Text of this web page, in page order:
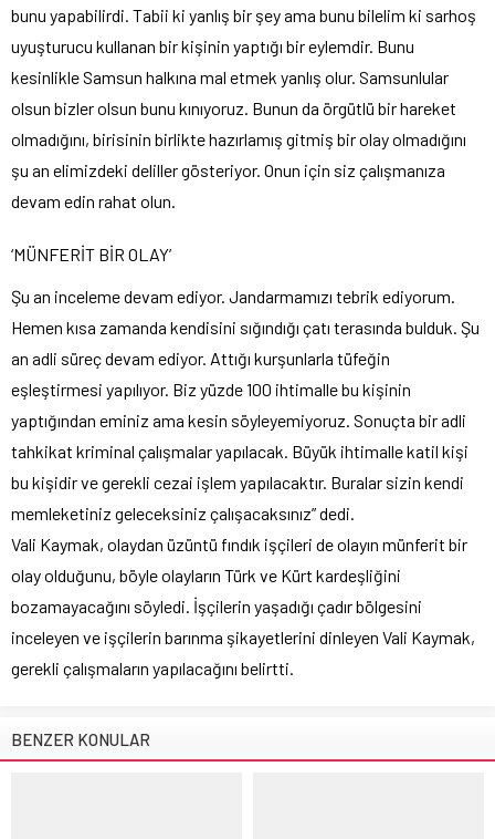
bunu yapabilirdi. Tabii ki yanlış bir şey ama bunu bilelim ki sarhoş
uyuşturucu kullanan bir kişinin yaptığı bir eylemdir. Bunu
kesinlikle Samsun halkına mal etmek yanlış olur. Samsunlular
olsun bizler olsun bunu kınıyoruz. Bunun da örgütlü bir hareket
olmadığını, birisinin birlikte hazırlamış gitmiş bir olay olmadığını
şu an elimizdeki deliller gösteriyor. Onun için siz çalışmanıza
devam edin rahat olun.
‘MÜNFERİT BİR OLAY’
Şu an inceleme devam ediyor. Jandarmamızı tebrik ediyorum.
Hemen kısa zamanda kendisini sığındığı çatı terasında bulduk. Şu
an adli süreç devam ediyor. Attığı kurşunlarla tüfeğin
eşleştirmesi yapılıyor. Biz yüzde 100 ihtimalle bu kişinin
yaptığından eminiz ama kesin söyleyemiyoruz. Sonuçta bir adli
tahkikat kriminal çalışmalar yapılacak. Büyük ihtimalle katil kişi
bu kişidir ve gerekli cezai işlem yapılacaktır. Buralar sizin kendi
memleketiniz geleceksiniz çalışacaksınız” dedi.
Vali Kaymak, olaydan üzüntü fındık işçileri de olayın münferit bir
olay olduğunu, böyle olayların Türk ve Kürt kardeşliğini
bozamayacağını söyledi. İşçilerin yaşadığı çadır bölgesini
inceleyen ve işçilerin barınma şikayetlerini dinleyen Vali Kaymak,
gerekli çalışmaların yapılacağını belirtti.
BENZER KONULAR